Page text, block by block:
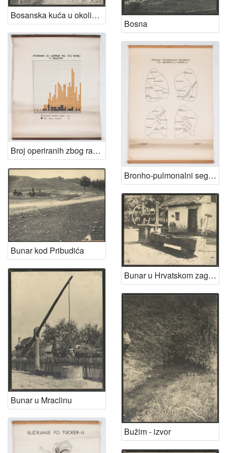
Bosanska kuća u okolici Banja Luke
Bosna
Broj operiranih zbog raka grkljana (Ca laryngis) na ORL klinici Šalata u Zagrebu od 1913. do 1946.
Bronho-pulmonalni segmenti prema Jacksonu i Huberu
Bunar kod Pribudića
Bunar u Hrvatskom zagorju
Bunar u Mraclinu
Bužim - izvor